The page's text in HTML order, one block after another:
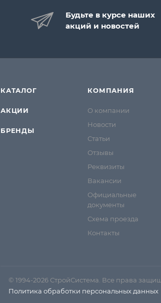
Будьте в курсе наших
акций и новостей
КАТАЛОГ
АКЦИИ
БРЕНДЫ
КОМПАНИЯ
О компании
Новости
Статьи
Отзывы
Реквизиты
Вакансии
Официальные
документы
Схема проезда
Контакты
© 1994-2026 СтройСистема. Все права
Политика обработки персональных данных